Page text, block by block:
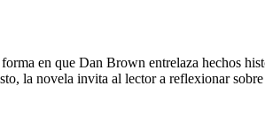
en que Dan Brown entrelaza hechos
la novela invita al lector a reflexionar